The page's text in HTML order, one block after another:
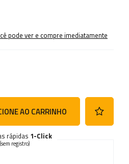
pode ver e compre imediatamente
AO CARRINHO
rápidas 1-Click
(sem registro)